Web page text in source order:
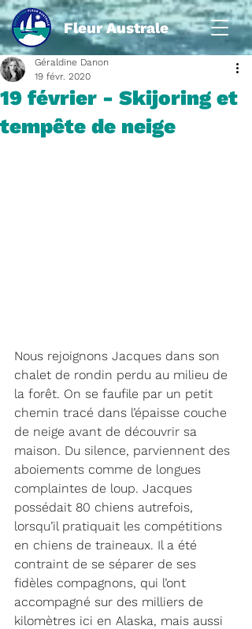
Fleur Australe
19 février - Skijoring et
tempête de neige
Géraldine Danon
19 févr. 2020
Nous rejoignons Jacques dans son
chalet de rondin perdu au milieu de
la forêt. On se faufile par un petit
chemin tracé dans l’épaisse couche
de neige avant de découvrir sa
maison. Du silence, parviennent des
aboiements comme de longues
complaintes de loup. Jacques
possédait 80 chiens autrefois,
lorsqu’il pratiquait les compétitions
en chiens de traineaux. Il a été
contraint de se séparer de ses
fidèles compagnons, qui l’ont
accompagné sur des milliers de
kilomètres ici en Alaska, mais aussi